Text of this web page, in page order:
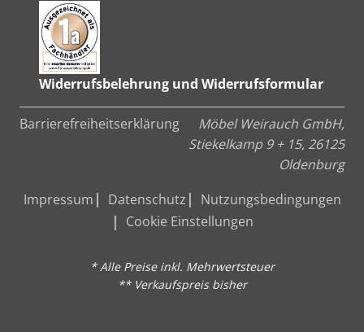
Widerrufsbelehrung und Widerrufsformular
Barrierefreiheitserklärung
Möbel Weirauch GmbH,
Stiekelkamp 9 + 15, 26125
Oldenburg
Impressum
Datenschutz
Nutzungsbedingungen
Cookie Einstellungen
* Alle Preise inkl. Mehrwertsteuer
** Verkaufspreis bisher